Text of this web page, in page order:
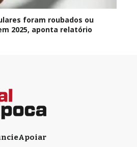
foram roubados ou
2025, aponta relatório
Apoiar